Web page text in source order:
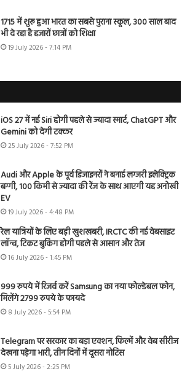
1715 में शुरू हुआ भारत का सबसे पुराना स्कूल, 300 साल बाद
भी दे रहा है हजारों छात्रों को शिक्षा
19 July 2026 - 7:14 PM
iOS 27 में नई Siri होगी पहले से ज्यादा स्मार्ट, ChatGPT और
Gemini को देगी टक्कर
25 July 2026 - 7:52 PM
Audi और Apple के पूर्व डिजाइनरों ने बनाई लग्जरी इलेक्ट्रिक
बग्गी, 100 किमी से ज्यादा की रेंज के साथ आएगी यह अनोखी
EV
19 July 2026 - 4:48 PM
रेल यात्रियों के लिए बड़ी खुशखबरी, IRCTC की नई वेबसाइट
लॉन्च, टिकट बुकिंग होगी पहले से आसान और तेज
16 July 2026 - 1:45 PM
999 रुपये में रिजर्व करें Samsung का नया फोल्डेबल फोन,
मिलेंगे 2799 रुपये के फायदे
8 July 2026 - 5:54 PM
Telegram पर सरकार का बड़ा एक्शन, फिल्में और वेब सीरीज
देखना पड़ेगा भारी, तीन दिनों में दूसरा नोटिस
5 July 2026 - 2:25 PM